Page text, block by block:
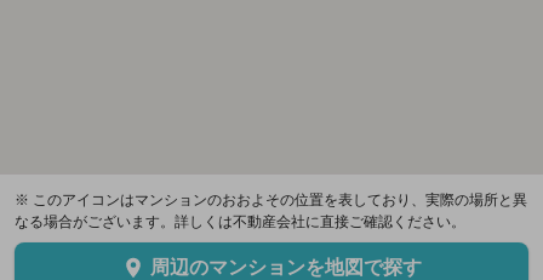
※ このアイコンはマンションのおおよその位置を表しており、実際の場所と異
なる場合がございます。詳しくは不動産会社に直接ご確認ください。
周辺のマンションを地図で探す